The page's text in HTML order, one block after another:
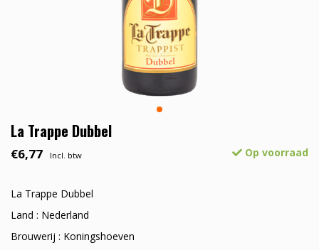
La Trappe Dubbel
€6,77 Incl. btw Op voorraad
La Trappe Dubbel
Land : Nederland
Brouwerij : Koningshoeven